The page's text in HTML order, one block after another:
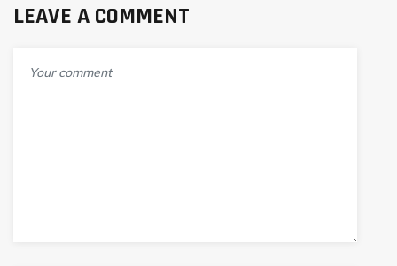
LEAVE A COMMENT